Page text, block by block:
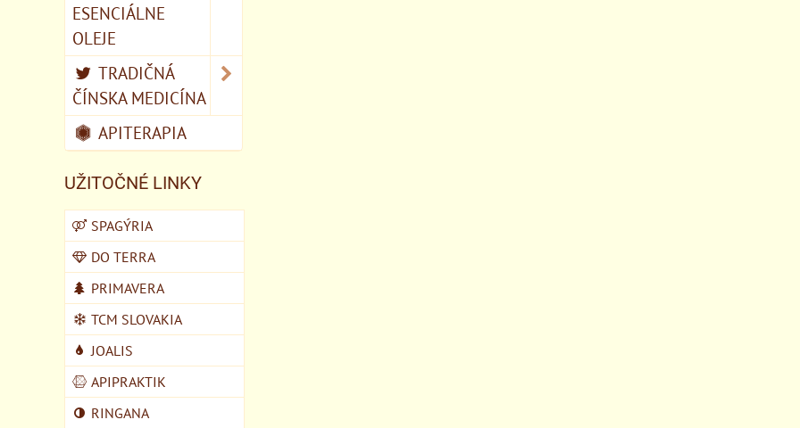
ESENCIÁLNE
OLEJE
TRADIČNÁ
ČÍNSKA MEDICÍNA
APITERAPIA
UŽITOČNÉ LINKY
SPAGÝRIA
DO TERRA
PRIMAVERA
TCM SLOVAKIA
JOALIS
APIPRAKTIK
RINGANA